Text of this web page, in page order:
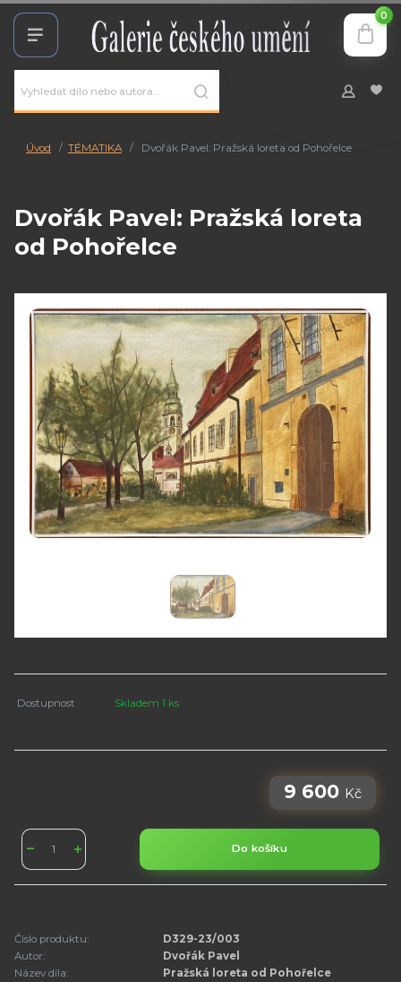
0
Úvod TÉMATIKA Dvořák Pavel: Pražská loreta od Pohořelce
Dvořák Pavel: Pražská loreta
od Pohořelce
Dostupnost Skladem 1 ks
9 600 Kč
Do košíku
Číslo produktu:
D329-23/003
Autor:
Dvořák Pavel
Název díla:
Pražská loreta od Pohořelce